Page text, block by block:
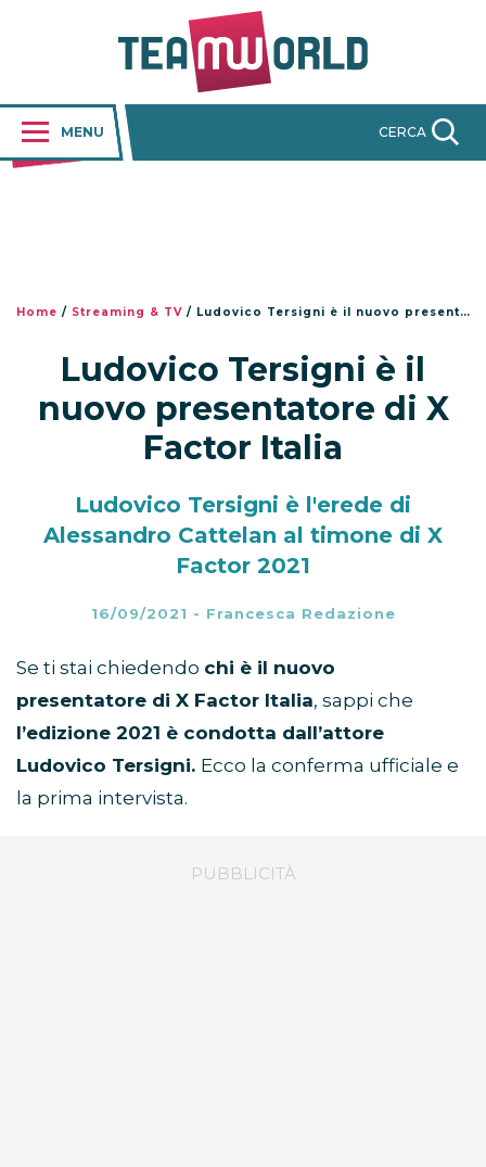
MENU CERCA
Home / Streaming & TV / Ludovico Tersigni è il nuovo presentatore di X Factor Italia
Ludovico Tersigni è il
nuovo presentatore di X
Factor Italia
Ludovico Tersigni è l'erede di
Alessandro Cattelan al timone di X
Factor 2021
16/09/2021 - Francesca Redazione
Se ti stai chiedendo chi è il nuovo
presentatore di X Factor Italia, sappi che
l’edizione 2021 è condotta dall’attore
Ludovico Tersigni. Ecco la conferma ufficiale e
la prima intervista.